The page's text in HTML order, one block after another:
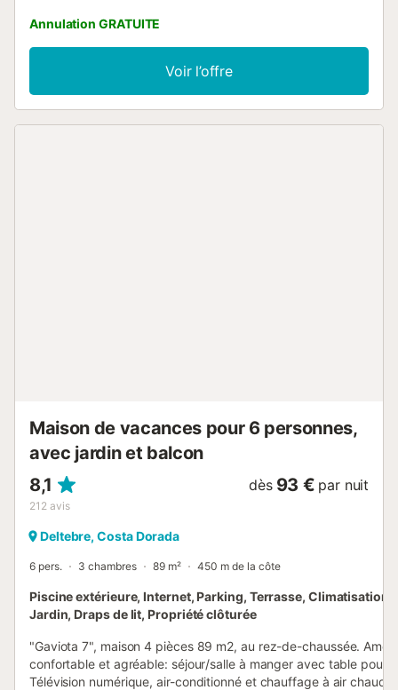
cm). Cuisine (four, lave-vaisselle, 4 plaques vitrocéramiques,
grille-pain, micro-ondes, cafetière électrique). Baignoire
sabot/WC. Air-conditionné, chauffage à air chaud. Terrasse.
Meubles de terrasse, chaises longues. A disposition: lave-
linge. Internet (Connexion WIFI, gratuit). Place de parking.
Annulation GRATUITE
Voir l’offre
Maison de vacances pour 6 personnes,
avec jardin et balcon
8,1
212 avis
dès 93 € par nuit
Deltebre, Costa Dorada
6 pers. 3 chambres 89 m² 450 m de la côte
Piscine extérieure, Internet, Parking, Terrasse, Climatisation,
Jardin, Draps de lit, Propriété clôturée
"Gaviota 7", maison 4 pièces 89 m2, au rez-de-chaussée.
confortable et agréable: séjour/salle à manger avec table pour
Télévision numérique, air-conditionné et chauffage à air chaud.